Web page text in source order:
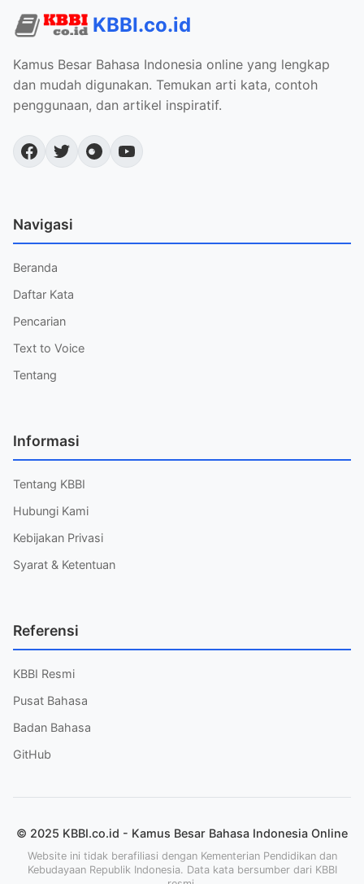
KBBI.co.id
Kamus Besar Bahasa Indonesia online yang lengkap
dan mudah digunakan. Temukan arti kata, contoh
penggunaan, dan artikel inspiratif.
Navigasi
Beranda
Daftar Kata
Pencarian
Text to Voice
Tentang
Informasi
Tentang KBBI
Hubungi Kami
Kebijakan Privasi
Syarat & Ketentuan
Referensi
KBBI Resmi
Pusat Bahasa
Badan Bahasa
GitHub
© 2025 KBBI.co.id - Kamus Besar Bahasa Indonesia Online
Website ini tidak berafiliasi dengan Kementerian Pendidikan dan
Kebudayaan Republik Indonesia. Data kata bersumber dari KBBI